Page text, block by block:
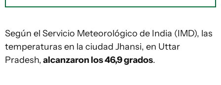
Según el Servicio Meteorológico de India (IMD), las
temperaturas en la ciudad Jhansi, en Uttar
Pradesh,alcanzaron los 46,9 grados.